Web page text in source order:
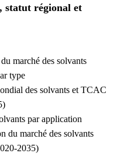
statut régional et
marché des solvants
type
des solvants et TCAC
par application
du marché des solvants
2035)